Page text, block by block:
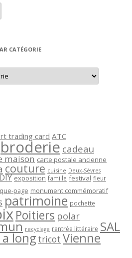
CATÉGORIE
trading card ATC
broderie cadeau
maison carte postale ancienne
couture cuisine Deux-Sèvres
exposition famille festival fleur
page monument commémoratif
patrimoine pochette
Poitiers polar
recyclage rentrée littéraire SAL
long tricot Vienne